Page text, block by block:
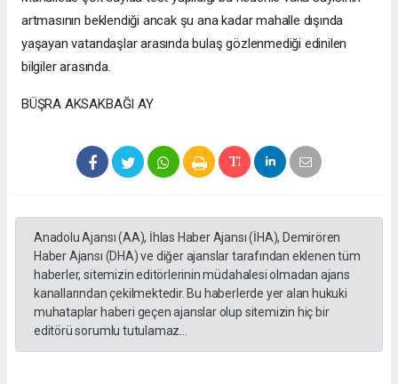
artmasının beklendiği ancak şu ana kadar mahalle dışında
yaşayan vatandaşlar arasında bulaş gözlenmediği edinilen
bilgiler arasında.
BÜŞRA AKSAKBAĞI AY
Anadolu Ajansı (AA), İhlas Haber Ajansı (İHA), Demirören
Haber Ajansı (DHA) ve diğer ajanslar tarafından eklenen tüm
haberler, sitemizin editörlerinin müdahalesi olmadan ajans
kanallarından çekilmektedir. Bu haberlerde yer alan hukuki
muhataplar haberi geçen ajanslar olup sitemizin hiç bir
editörü sorumlu tutulamaz...